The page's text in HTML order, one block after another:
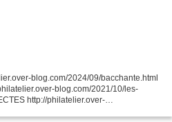
blog.com/2024/09/bacchante.html
blog.com/2021/10/les-
http://philatelier.over-